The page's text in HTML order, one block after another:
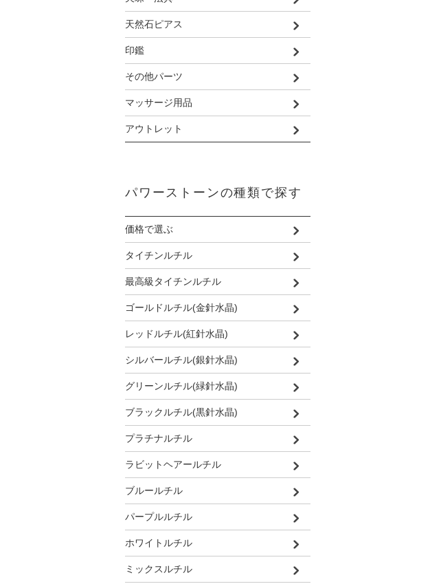
天然石ピアス
印鑑
その他パーツ
マッサージ用品
アウトレット
パワーストーンの種類で探す
価格で選ぶ
タイチンルチル
最高級タイチンルチル
ゴールドルチル(金針水晶)
レッドルチル(紅針水晶)
シルバールチル(銀針水晶)
グリーンルチル(緑針水晶)
ブラックルチル(黒針水晶)
プラチナルチル
ラビットヘアールチル
ブルールチル
パープルルチル
ホワイトルチル
ミックスルチル